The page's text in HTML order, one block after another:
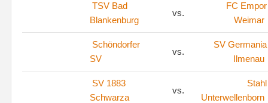
TSV Bad
Blankenburg
vs.
FC Empor
Weimar
Schöndorfer
SV
vs.
SV Germania
Ilmenau
SV 1883
Schwarza
vs.
Stahl
Unterwellenborn